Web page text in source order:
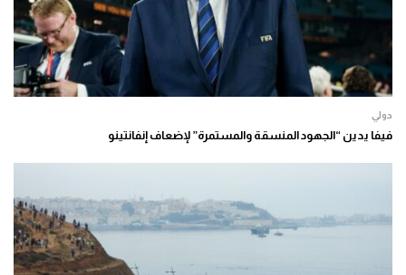
دولي
فيفا يدين “الجهود المنسقة والمستمرة” لإضعاف إنفانتينو